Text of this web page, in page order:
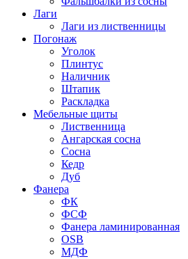
Лаги
Лаги из лиственницы
Погонаж
Уголок
Плинтус
Наличник
Штапик
Раскладка
Мебельные щиты
Лиственница
Ангарская сосна
Сосна
Кедр
Дуб
Фанера
ФК
ФСФ
Фанера ламинированная
OSB
МДФ